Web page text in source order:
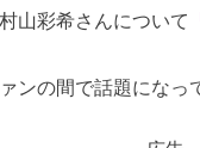
山彩希さんについて
ンの間で話題になっ